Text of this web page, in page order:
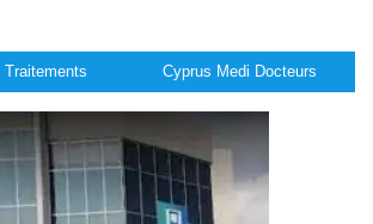
Traitements Cyprus Medi Docteurs